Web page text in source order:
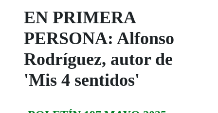
EN PRIMERA
PERSONA: Alfonso
Rodríguez, autor de
'Mis 4 sentidos'